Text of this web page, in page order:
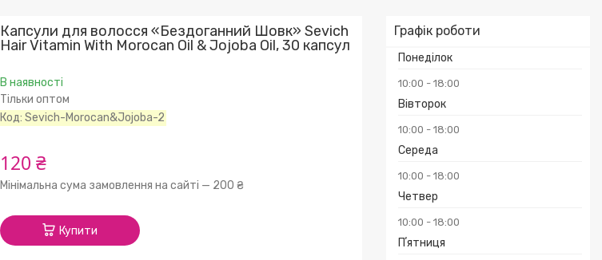
Графік роботи
Понеділок
10:00 18:00
Вівторок
10:00 18:00
Середа
10:00 18:00
Четвер
10:00 18:00
Пʼятниця
Капсули для волосся «Бездоганний Шовк» Sevich
Hair Vitamin With Morocan Oil & Jojoba Oil, 30 капсул
В наявності
Тільки оптом
Код:Sevich-Morocan&Jojoba-2
120 ₴
Мінімальна сума замовлення на сайті — 200 ₴
Купити